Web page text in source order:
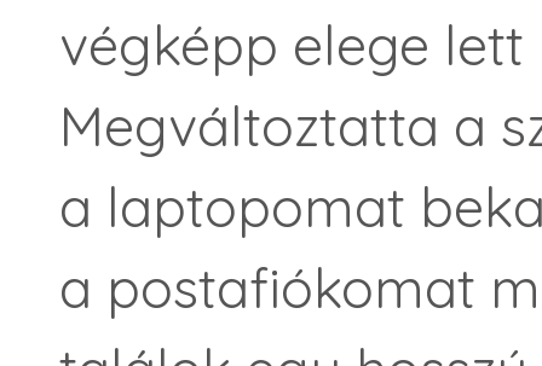
végképp elege lett
Megváltoztatta a
a laptopomat
a postafiókomat